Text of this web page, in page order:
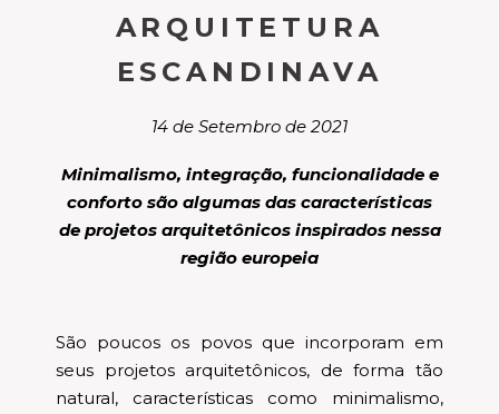
ARQUITETURA
ESCANDINAVA
14 de Setembro de 2021
Minimalismo, integração, funcionalidade e
conforto são algumas das características
de projetos arquitetônicos inspirados nessa
região europeia
São poucos os povos que incorporam em
seus projetos arquitetônicos, de forma tão
natural, características como minimalismo,